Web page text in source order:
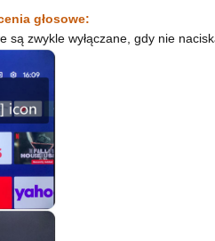
głosowe:
są zwykle wyłączane, gdy nie